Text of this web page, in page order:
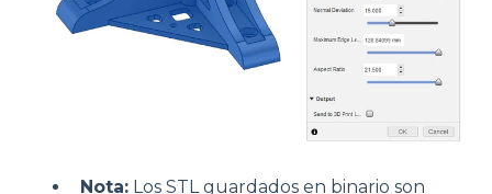
Nota: Los STL guardados en binario son